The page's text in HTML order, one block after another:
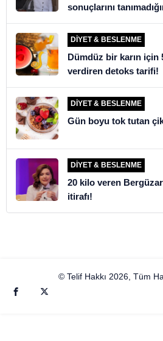
sonuçlarını
DIYET & BESLENME
Dümdüz bir karın için
verdiren detoks tarifi!
DIYET & BESLENME
Gün boyu tok tutan
DIYET & BESLENME
20 kilo veren
itirafı!
© Telif Hakkı 2026, Tüm